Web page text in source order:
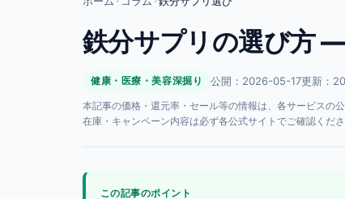
鉄分サプリの選び方
健康・医療・美容深掘り 公開：2026-05-17更新：
本記事の価格・還元率・セール等の情報は、各サービスの
在庫・キャンペーン内容は必ず各公式サイトでご確認くださ
この記事のポイント